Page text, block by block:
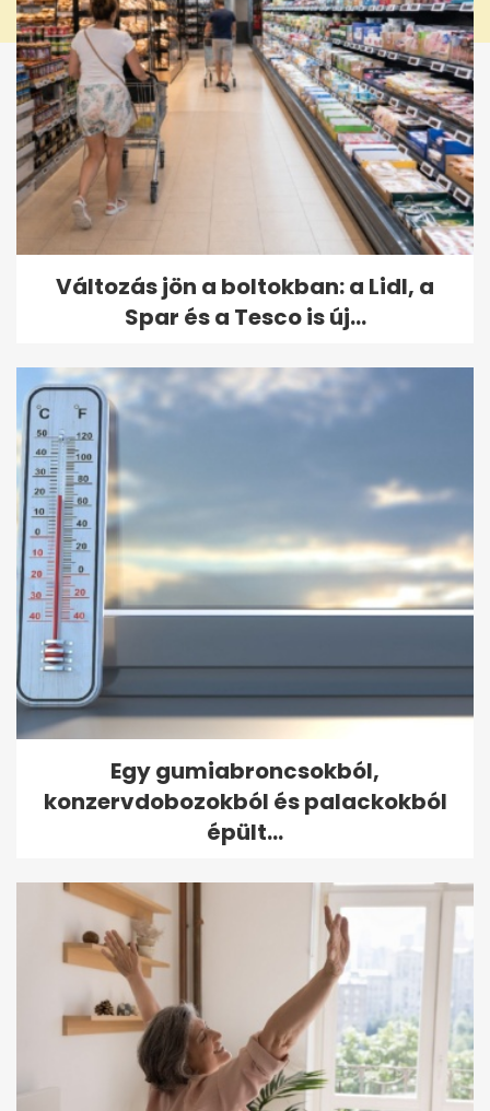
Változás jön a boltokban: a Lidl, a
Spar és a Tesco is új...
Egy gumiabroncsokból,
konzervdobozokból és palackokból
épült...